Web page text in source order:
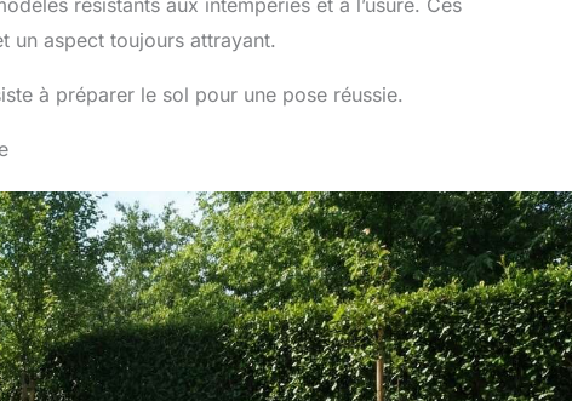
un aspect toujours attrayant.
à préparer le sol pour une pose réussie.